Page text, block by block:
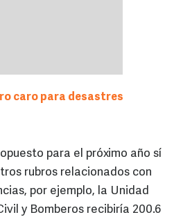
caro para desastres
para el próximo año sí
rubros relacionados con
por ejemplo, la Unidad
y Bomberos recibiría 200.6